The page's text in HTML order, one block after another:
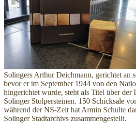
Solingers Arthur Deichmann, gerichtet an
bevor er im September 1944 von den
hingerichtet wurde, steht als Titel über der
Solinger Stolpersteinen. 150 Schicksale
während der NS-Zeit hat Armin Schulte
Solinger Stadtarchivs zusammengestellt.